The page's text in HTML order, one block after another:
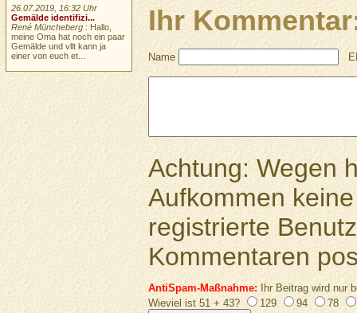
Ihr
Name
Achtung: Wegen
Aufkommen
registrierte
Kommentaren
AntiSpam-Maßnahme:Ihr Beitrag wird nur
Wieviel ist 51 + 43?
129 94 78
26.07.2019, 16:32 Uhr
Gemälde identifizi...
René Müncheberg : Hallo,
meine Oma hat noch ein paar
Gemälde und vllt kann ja
einer von euch et...